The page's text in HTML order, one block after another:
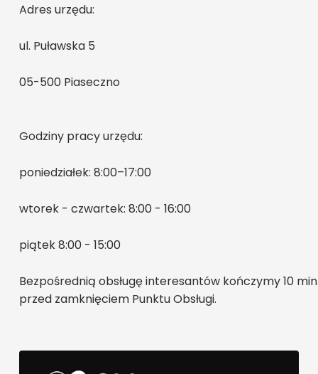
Adres urzędu:
ul. Puławska 5
05-500 Piaseczno
Godziny pracy urzędu:
poniedziałek: 8:00–17:00
wtorek - czwartek: 8:00 - 16:00
piątek 8:00 - 15:00
Bezpośrednią obsługę interesantów kończymy 10 min
przed zamknięciem Punktu Obsługi.